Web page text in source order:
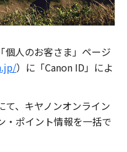
個人のお客さま」ページ
）に「Canon ID」によ
て、キヤノンオンライン
・ポイント情報を一括で